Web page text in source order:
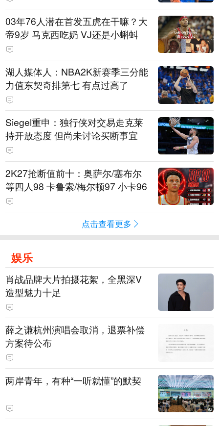
03年76人潜在首发五虎在干嘛？大
帝9岁 马克西吃奶 VJ还是小蝌蚪
湖人媒体人：NBA2K新赛季三分能
力值东契奇排第七 有点过高了
Siegel重申：独行侠对交易走克莱
持开放态度 但尚未讨论买断事宜
2K27抢断值前十：奥萨尔/塞布尔
等四人98 卡鲁索/梅尔顿97 小卡96
点击查看更多
娱乐
肖战品牌大片拍摄花絮，全黑深V
造型魅力十足
薛之谦杭州演唱会取消，退票补偿
方案待公布
两岸青年，有种“一听就懂”的默契